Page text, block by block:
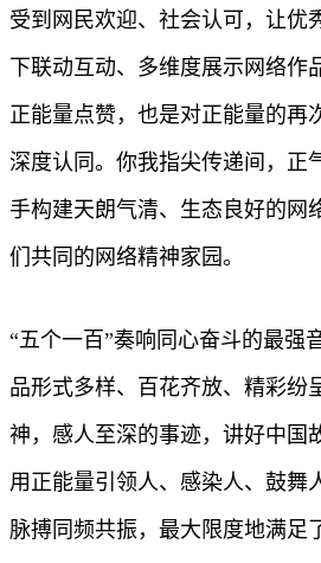
受到网民欢迎、社会认可，让优
下联动互动、多维度展示网络作
正能量点赞，也是对正能量的再
深度认同。你我指尖传递间，正
手构建天朗气清、生态良好的网
们共同的网络精神家园。
“五个一百”奏响同心奋斗的最强
品形式多样、百花齐放、精彩纷
神，感人至深的事迹，讲好中国
用正能量引领人、感染人、鼓舞
脉搏同频共振，最大限度地满足